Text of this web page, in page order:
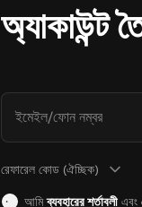
অ্যাকাউন্ট
ইমেইল/ফোন নম্বর
রেফারেল কোড (ঐচ্ছিক)
আমিব্যবহারের শর্তাবলীএবং